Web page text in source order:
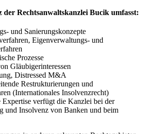
der Rechtsanwaltskanzlei Bucik umfasst:
und Sanierungskonzepte
Eigenverwaltungs- und
Prozesse
Gläubigerinteressen
Distressed M&A
Restrukturierungen und
(Internationales Insolvenzrecht)
Expertise verfügt die Kanzlei bei der
und Insolvenz von Banken und beim